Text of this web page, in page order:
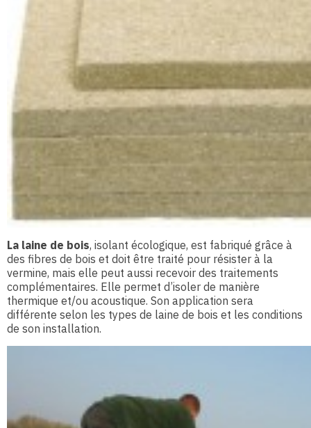
La laine de bois, isolant écologique, est fabriqué grâce à
des fibres de bois et doit être traité pour résister à la
vermine, mais elle peut aussi recevoir des traitements
complémentaires. Elle permet d’isoler de manière
thermique et/ou acoustique. Son application sera
différente selon les types de laine de bois et les conditions
de son installation.